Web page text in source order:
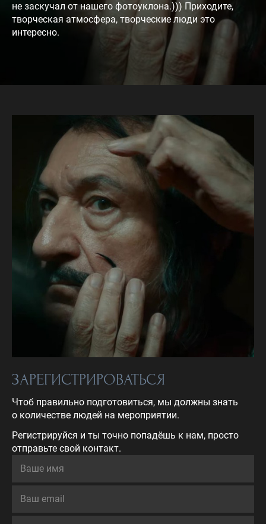
не заскучал от нашего фотоуклона.))) Приходите,
творческая атмосфера, творческие люди это
интересно.
ЗАРЕГИСТРИРОВАТЬСЯ
Чтоб правильно подготовиться, мы должны знать
о количестве людей на мероприятии.
Регистрируйся и ты точно попадёшь к нам, просто
отправьте свой контакт.